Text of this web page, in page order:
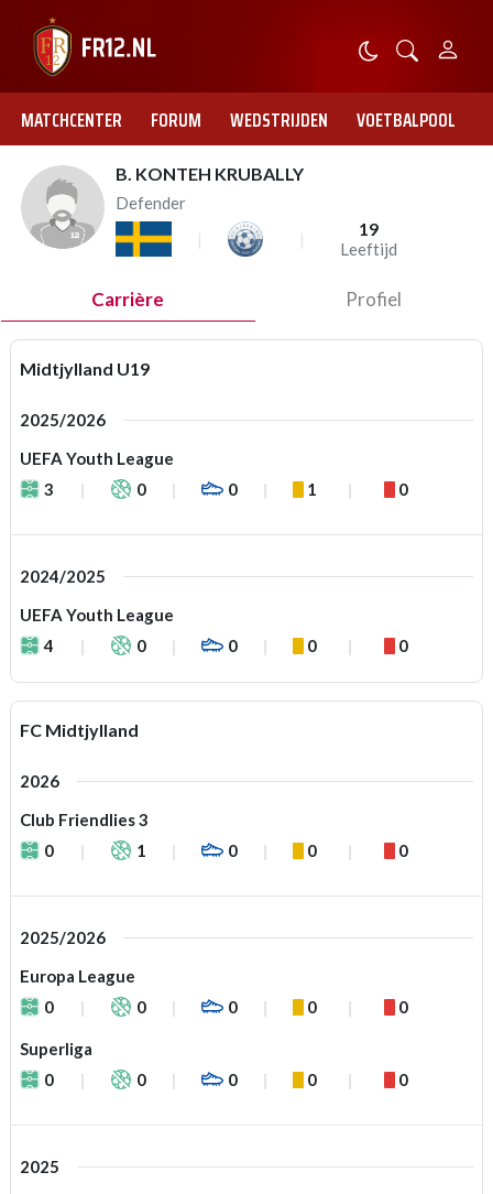
MATCHCENTER FORUM WEDSTRIJDEN VOETBALPOOL
B. KONTEH KRUBALLY
Defender
19
Leeftijd
Carrière Profiel
Midtjylland U19
2025/2026
UEFA Youth League
3
0 0 1 0
2024/2025
UEFA Youth League
4
0 0 0 0
FC Midtjylland
2026
Club Friendlies 3
0
1 0 0 0
2025/2026
Europa League
0
0 0 0 0
Superliga
0
0 0 0 0
2025